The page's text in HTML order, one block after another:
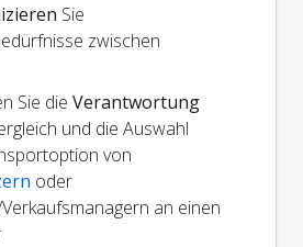
Sie
zwischen
Sie die Verantwortung
und die Auswahl
von
oder
an einen